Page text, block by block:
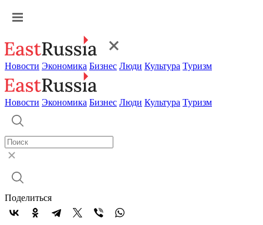
Новости Экономика Бизнес Люди Культура Туризм
Новости Экономика Бизнес Люди Культура Туризм
Поделиться